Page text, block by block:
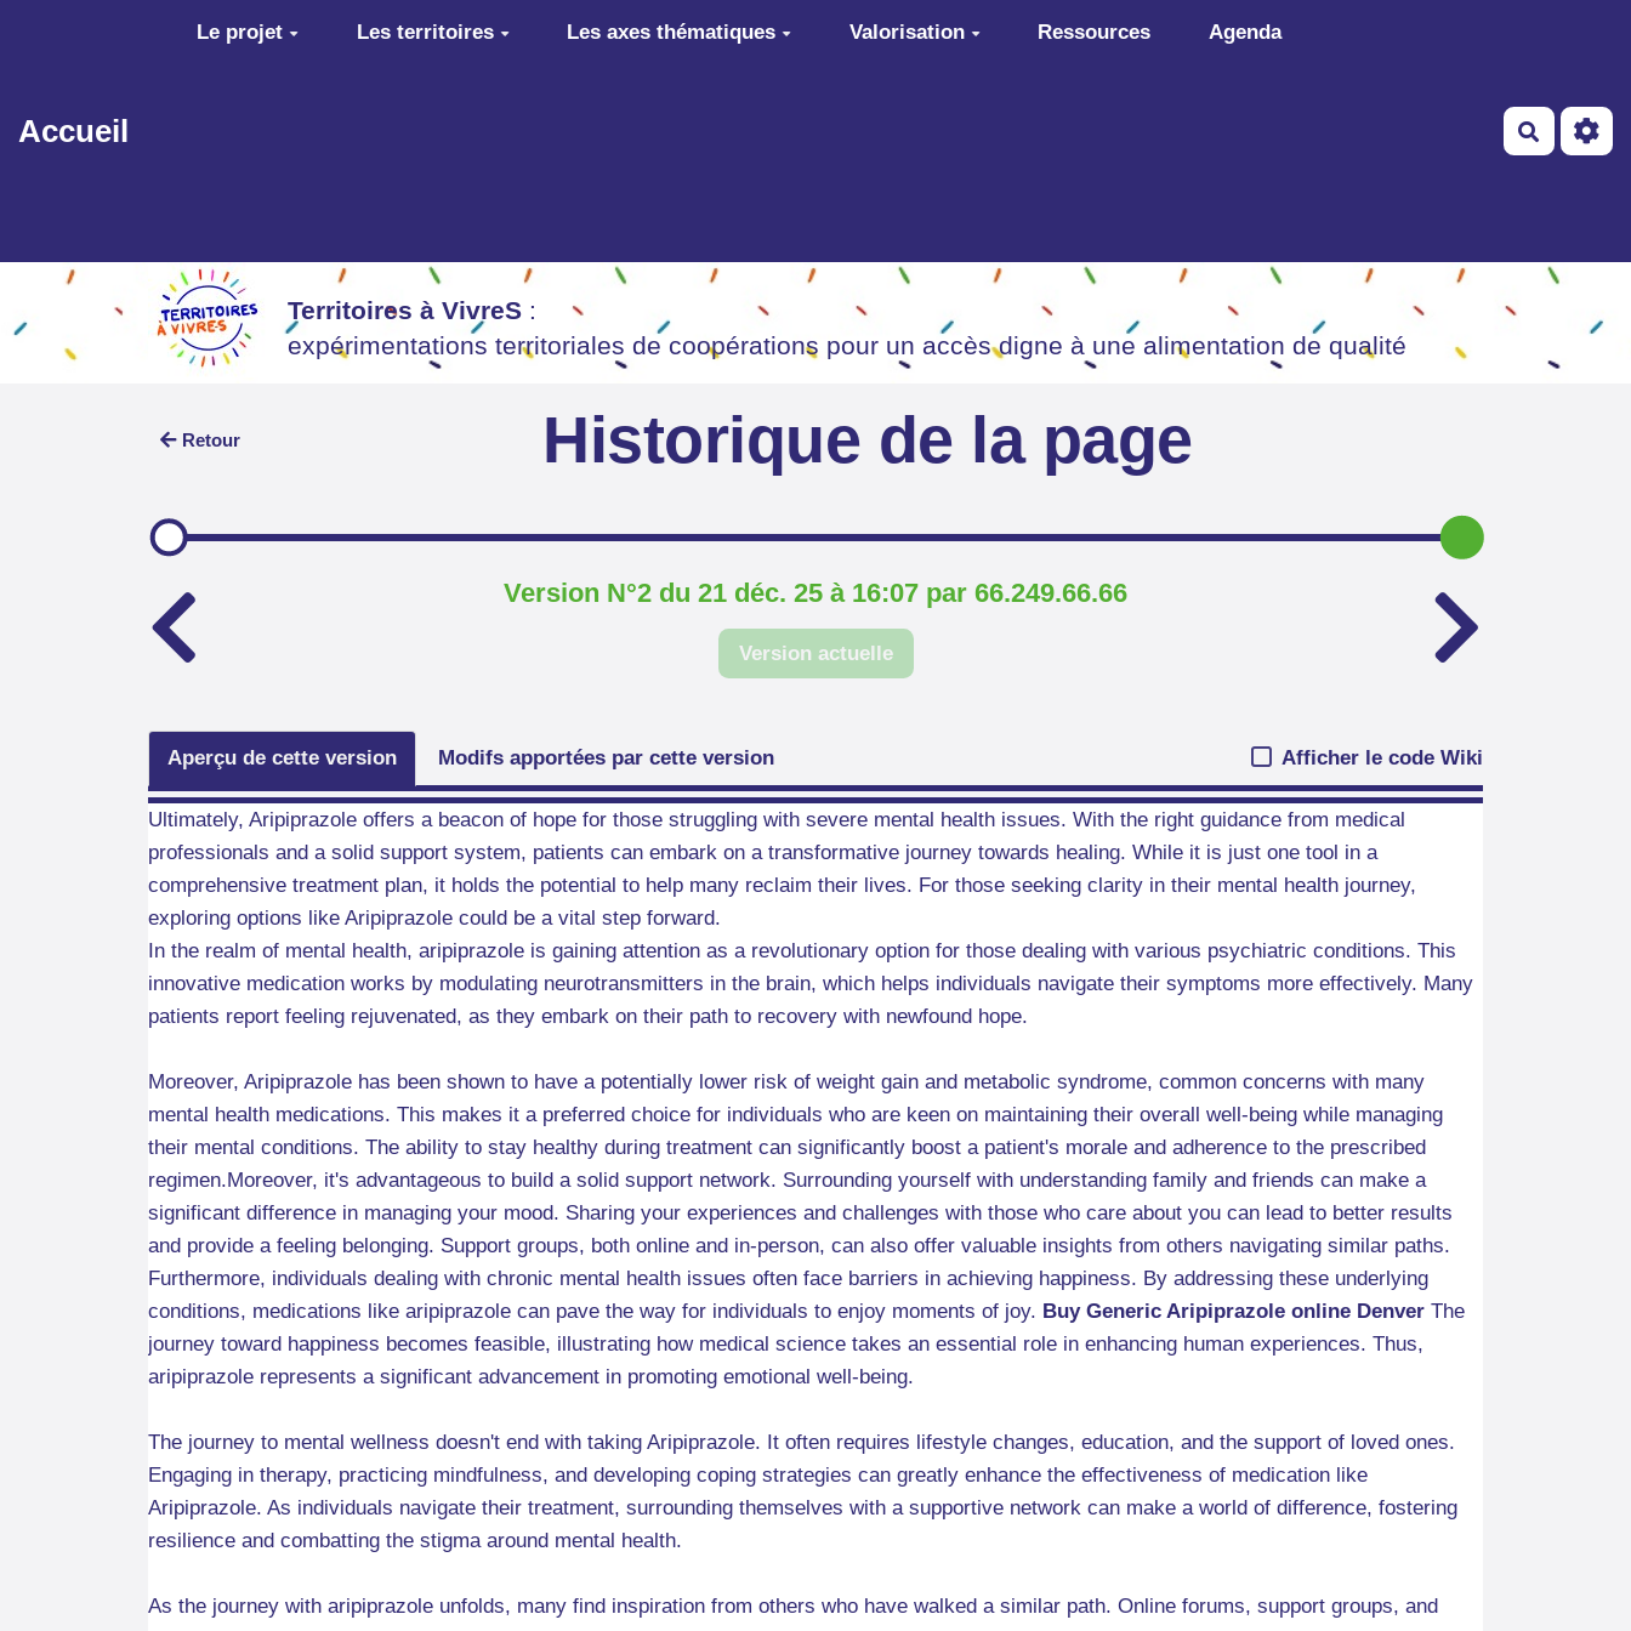
Aller au contenu principal
Accueil
Le projet Les territoires Les axes thématiques Valorisation Ressources Agenda
Territoires à VivreS :
expérimentations territoriales de coopérations pour un accès digne à une alimentation de qualité
Retour Historique de la page
Version N°2 du 21 déc. 25 à 16:07 par 66.249.66.66
Version actuelle
Aperçu de cette version Modifs apportées par cette version Afficher le code Wiki